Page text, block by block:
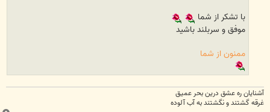
با تشکر از شما
موفق و سربلند باشید
ممنون از شما
آشنایان ره عشق درین بحر عمیق
غرقه گشتند و نگشتند به آب آلوده